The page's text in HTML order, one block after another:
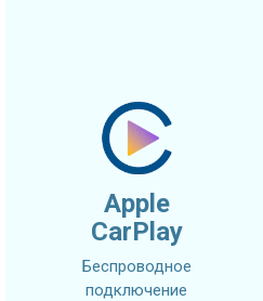
Apple
CarPlay
Беспроводное
подключение